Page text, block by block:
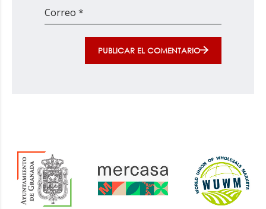
Correo *
PUBLICAR EL COMENTARIO